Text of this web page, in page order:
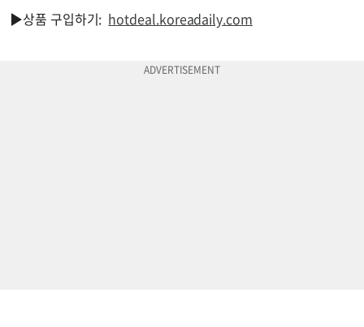
▶상품 구입하기: hotdeal.koreadaily.com